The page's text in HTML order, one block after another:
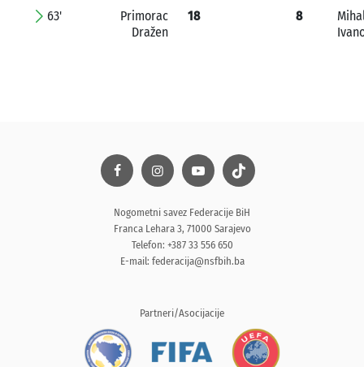
63'
Primorac
Dražen
18 8
Nogometni savez Federacije BiH
Franca Lehara 3, 71000 Sarajevo
Telefon: +387 33 556 650
E-mail: federacija@nsfbih.ba
Partneri/Asocijacije